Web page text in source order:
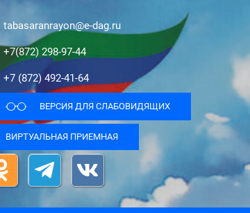
tabasaranrayon@e-dag.ru
+7(872) 298-97-44
+7 (872) 492-41-64
ВЕРСИЯ ДЛЯ СЛАБОВИДЯЩИХ
ВИРТУАЛЬНАЯ ПРИЕМНАЯ